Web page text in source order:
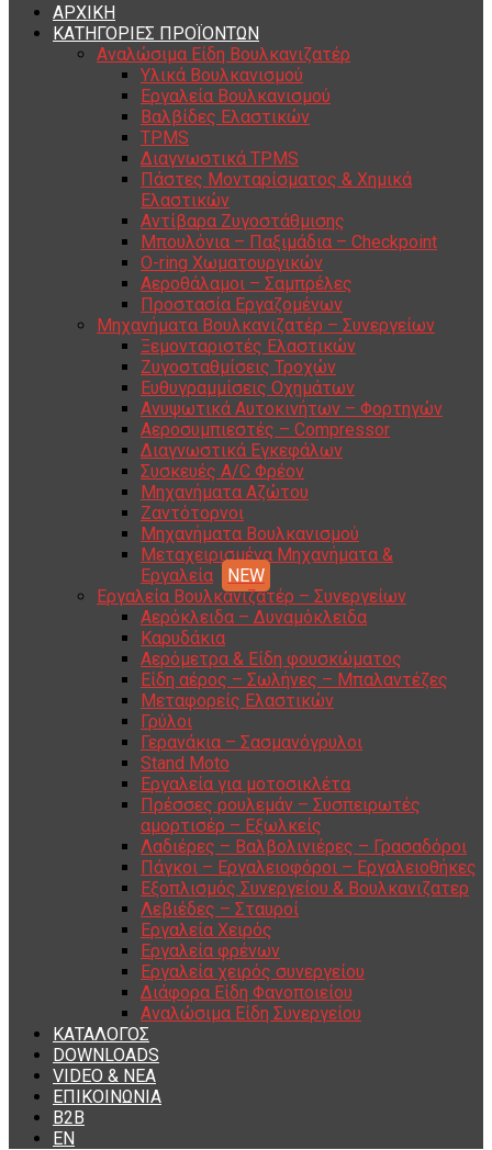
ΑΡΧΙΚΗ
ΚΑΤΗΓΟΡΙΕΣ ΠΡΟΪΟΝΤΩΝ
Αναλώσιμα Είδη Βουλκανιζατέρ
Υλικά Βουλκανισμού
Εργαλεία Βουλκανισμού
Βαλβίδες Ελαστικών
TPMS
Διαγνωστικά TPMS
Πάστες Μονταρίσματος & Χημικά
Ελαστικών
Αντίβαρα Ζυγοστάθμισης
Μπουλόνια – Παξιμάδια – Checkpoint
O-ring Χωματουργικών
Αεροθάλαμοι – Σαμπρέλες
Προστασία Εργαζομένων
Μηχανήματα Βουλκανιζατέρ – Συνεργείων
Ξεμονταριστές Ελαστικών
Ζυγοσταθμίσεις Τροχών
Ευθυγραμμίσεις Οχημάτων
Ανυψωτικά Αυτοκινήτων – Φορτηγών
Αεροσυμπιεστές – Compressor
Διαγνωστικά Εγκεφάλων
Συσκευές A/C Φρέον
Μηχανήματα Αζώτου
Ζαντότορνοι
Μηχανήματα Βουλκανισμού
Μεταχειρισμένα Μηχανήματα &
Εργαλεία
Εργαλεία Βουλκανιζατέρ – Συνεργείων
Αερόκλειδα – Δυναμόκλειδα
Καρυδάκια
Αερόμετρα & Είδη φουσκώματος
Είδη αέρος – Σωλήνες – Μπαλαντέζες
Μεταφορείς Ελαστικών
Γρύλοι
Γερανάκια – Σασμανόγρυλοι
Stand Moto
Εργαλεία για μοτοσικλέτα
Πρέσσες ρουλεμάν – Συσπειρωτές
αμορτισέρ – Εξωλκείς
Λαδιέρες – Βαλβολινιέρες – Γρασαδόροι
Πάγκοι – Εργαλειοφόροι – Εργαλειοθήκες
Εξοπλισμός Συνεργείου & Βουλκανιζατερ
Λεβιέδες – Σταυροί
Εργαλεία Χειρός
Εργαλεία φρένων
Εργαλεία χειρός συνεργείου
Διάφορα Είδη Φανοποιείου
Αναλώσιμα Είδη Συνεργείου
ΚΑΤΑΛΟΓΟΣ
DOWNLOADS
VIDEO & ΝΕΑ
ΕΠΙΚΟΙΝΩΝΙΑ
B2B
ΕΝ